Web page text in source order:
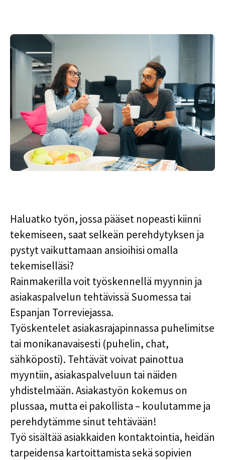
Haluatko työn, jossa pääset nopeasti kiinni
tekemiseen, saat selkeän perehdytyksen ja
pystyt vaikuttamaan ansioihisi omalla
tekemiselläsi?
Rainmakerilla voit työskennellä myynnin ja
asiakaspalvelun tehtävissä Suomessa tai
Espanjan Torreviejassa.
Työskentelet asiakasrajapinnassa puhelimitse
tai monikanavaisesti (puhelin, chat,
sähköposti). Tehtävät voivat painottua
myyntiin, asiakaspalveluun tai näiden
yhdistelmään. Asiakastyön kokemus on
plussaa, mutta ei pakollista – koulutamme ja
perehdytämme sinut tehtävään!
Työ sisältää asiakkaiden kontaktointia, heidän
tarpeidensa kartoittamista sekä sopivien